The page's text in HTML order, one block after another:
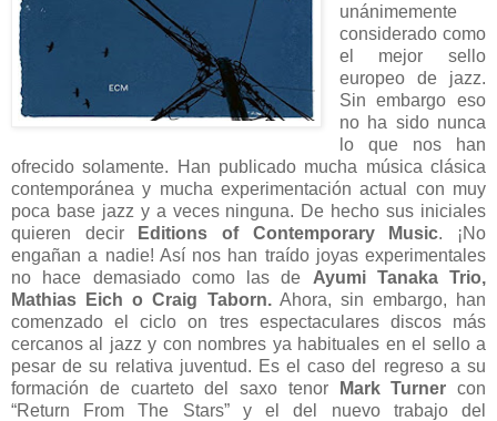
unánimemente
considerado como
el mejor sello
europeo de jazz.
Sin embargo eso
no ha sido nunca
lo que nos han
ofrecido solamente. Han publicado mucha música clásica
contemporánea y mucha experimentación actual con muy
poca base jazz y a veces ninguna. De hecho sus iniciales
quieren decir
Editions of Contemporary Music. ¡No
engañan a nadie! Así nos han traído joyas experimentales
no hace demasiado como las de Ayumi Tanaka Trio,
Mathias Eich o Craig Taborn.Ahora, sin embargo, han
comenzado el ciclo on tres espectaculares discos más
cercanos al jazz y con nombres ya habituales en el sello a
pesar de su relativa juventud. Es el caso del regreso a su
formación de cuarteto del saxo tenor
Mark Turner con
“Return From The Stars” y el del nuevo trabajo del